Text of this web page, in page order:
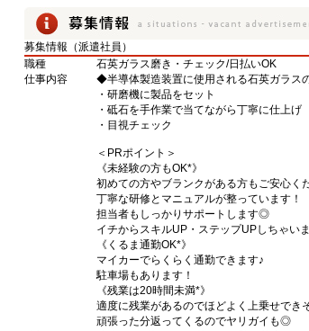
募集情報（派遣社員）
職種
石英ガラス磨き・チェック/日払いOK
仕事内容
◆半導体製造装置に使用される石英ガラス
・研磨機に製品をセット
・砥石を手作業で当てながら丁寧に仕上げ
・目視チェック
＜PRポイント＞
《未経験の方もOK*》
初めての方やブランクがある方もご安心く
丁寧な研修とマニュアルが整っています！
担当者もしっかりサポートします◎
イチからスキルUP・ステップUPしちゃい
《くるま通勤OK*》
マイカーでらくらく通勤できます♪
駐車場もあります！
《残業は20時間未満*》
適度に残業があるのでほどよく上乗せでき
頑張った分返ってくるのでヤリガイも◎